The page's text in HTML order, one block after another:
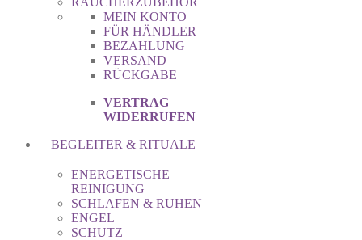
MEIN KONTO
FÜR HÄNDLER
BEZAHLUNG
VERSAND
RÜCKGABE
VERTRAG
WIDERRUFEN
BEGLEITER & RITUALE
ENERGETISCHE
REINIGUNG
SCHLAFEN & RUHEN
ENGEL
SCHUTZ